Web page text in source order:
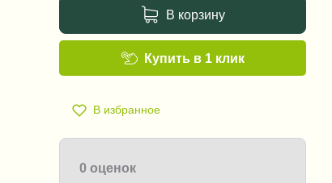
В корзину
В избранное
Купить в 1 клик
0 оценок